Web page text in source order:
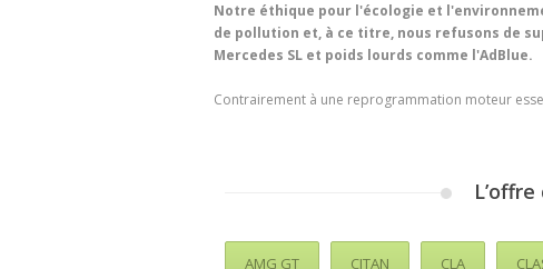
Notre éthique pour l'écologie et
de pollution et, à ce titre, nous refusons de
Mercedes SL et poids lourds comme l'AdBlue.
Contrairement à une reprogrammation moteur
AMG GT CITAN CLA